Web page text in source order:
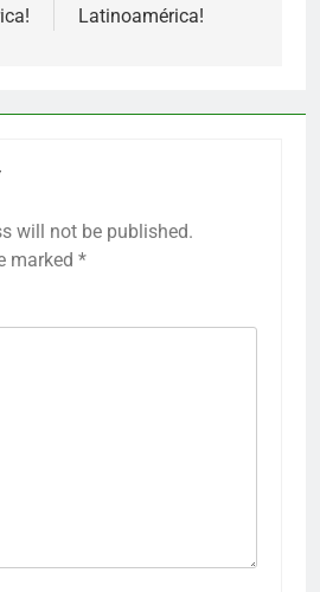
Latinoamérica!
will not be published.
marked *